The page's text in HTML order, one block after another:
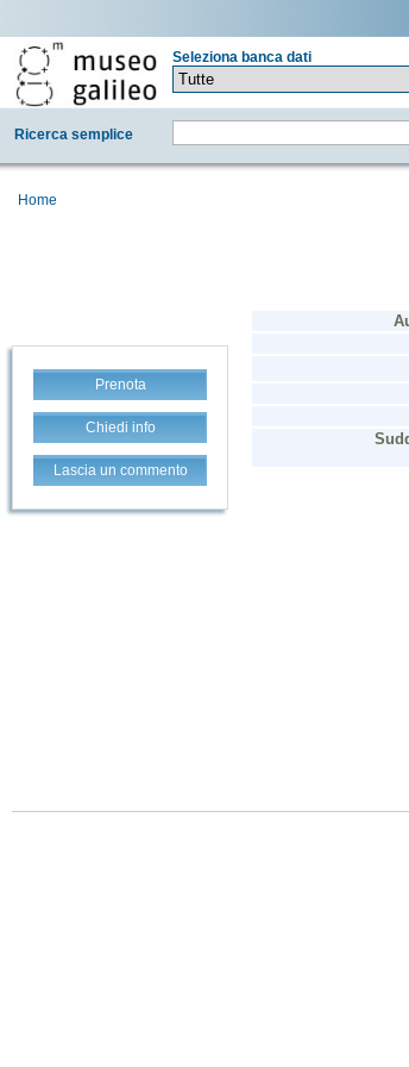
Seleziona banca dati
Ricerca semplice
Home
Prenota
Chiedi info
Lascia un commento